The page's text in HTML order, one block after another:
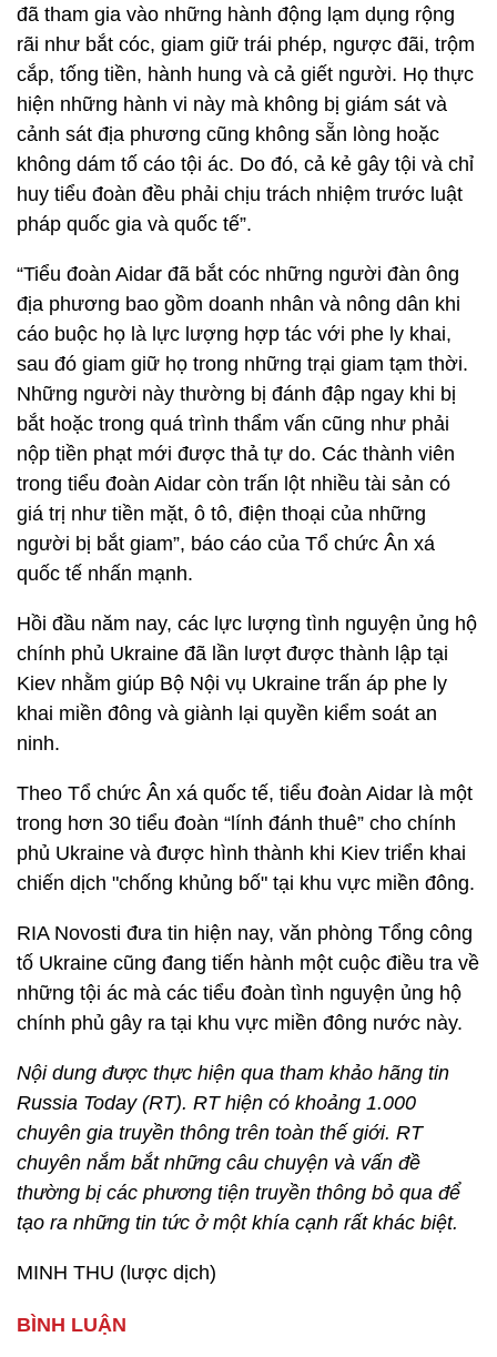
đã tham gia vào những hành động lạm dụng rộng
rãi như bắt cóc, giam giữ trái phép, ngược đãi, trộm
cắp, tống tiền, hành hung và cả giết người. Họ thực
hiện những hành vi này mà không bị giám sát và
cảnh sát địa phương cũng không sẵn lòng hoặc
không dám tố cáo tội ác. Do đó, cả kẻ gây tội và chỉ
huy tiểu đoàn đều phải chịu trách nhiệm trước luật
pháp quốc gia và quốc tế”.
“Tiểu đoàn Aidar đã bắt cóc những người đàn ông
địa phương bao gồm doanh nhân và nông dân khi
cáo buộc họ là lực lượng hợp tác với phe ly khai,
sau đó giam giữ họ trong những trại giam tạm thời.
Những người này thường bị đánh đập ngay khi bị
bắt hoặc trong quá trình thẩm vấn cũng như phải
nộp tiền phạt mới được thả tự do. Các thành viên
trong tiểu đoàn Aidar còn trấn lột nhiều tài sản có
giá trị như tiền mặt, ô tô, điện thoại của những
người bị bắt giam”, báo cáo của Tổ chức Ân xá
quốc tế nhấn mạnh.
Hồi đầu năm nay, các lực lượng tình nguyện ủng hộ
chính phủ Ukraine đã lần lượt được thành lập tại
Kiev nhằm giúp Bộ Nội vụ Ukraine trấn áp phe ly
khai miền đông và giành lại quyền kiểm soát an
ninh.
Theo Tổ chức Ân xá quốc tế, tiểu đoàn Aidar là một
trong hơn 30 tiểu đoàn “lính đánh thuê” cho chính
phủ Ukraine và được hình thành khi Kiev triển khai
chiến dịch "chống khủng bố" tại khu vực miền đông.
RIA Novosti đưa tin hiện nay, văn phòng Tổng công
tố Ukraine cũng đang tiến hành một cuộc điều tra về
những tội ác mà các tiểu đoàn tình nguyện ủng hộ
chính phủ gây ra tại khu vực miền đông nước này.
Nội dung được thực hiện qua tham khảo hãng tin
Russia Today (RT). RT hiện có khoảng 1.000
chuyên gia truyền thông trên toàn thế giới. RT
chuyên nắm bắt những câu chuyện và vấn đề
thường bị các phương tiện truyền thông bỏ qua để
tạo ra những tin tức ở một khía cạnh rất khác biệt.
MINH THU (lược dịch)